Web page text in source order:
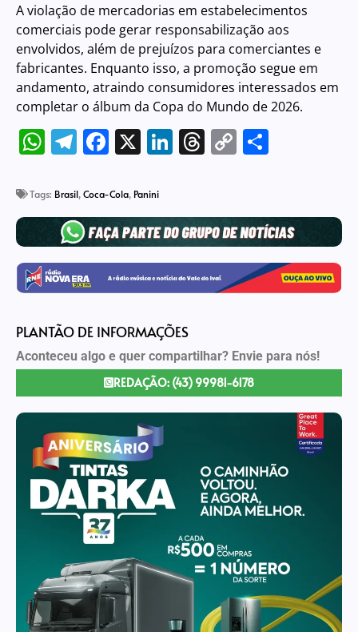
A violação de mercadorias em estabelecimentos
comerciais pode gerar responsabilização aos
envolvidos, além de prejuízos para comerciantes e
fabricantes. Enquanto isso, a promoção segue em
andamento, atraindo consumidores interessados em
completar o álbum da Copa do Mundo de 2026.
WhatsApp
Telegram
Facebook
X LinkedIn
Threads
Copy
Tags: Brasil,Coca-Cola, Panini
PLANTÃO DE INFORMAÇÕES
Aconteceu algo e quer compartilhar? Envie para nós!
REDAÇÃO: (43) 99981-6178